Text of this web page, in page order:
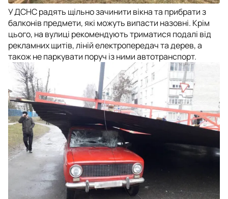
У ДСНС радять щільно зачинити вікна та прибрати з
балконів предмети, які можуть випасти назовні. Крім
цього, на вулиці рекомендують триматися подалі від
рекламних щитів, ліній електропередач та дерев, а
також не паркувати поруч із ними автотранспорт.